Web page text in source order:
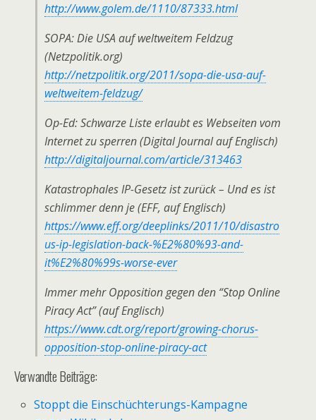
http://www.golem.de/1110/87333.html
SOPA: Die USA auf weltweitem Feldzug
(Netzpolitik.org)
http://netzpolitik.org/2011/sopa-die-usa-auf-
weltweitem-feldzug/
Op-Ed: Schwarze Liste erlaubt es Webseiten vom
Internet zu sperren (Digital Journal auf Englisch)
http://digitaljournal.com/article/313463
Katastrophales IP-Gesetz ist zurück – Und es ist
schlimmer denn je (EFF, auf Englisch)
https://www.eff.org/deeplinks/2011/10/disastro
us-ip-legislation-back-%E2%80%93-and-
it%E2%80%99s-worse-ever
Immer mehr Opposition gegen den “Stop Online
Piracy Act” (auf Englisch)
https://www.cdt.org/report/growing-chorus-
opposition-stop-online-piracy-act
Verwandte Beiträge:
Stoppt die Einschüchterungs-Kampagne